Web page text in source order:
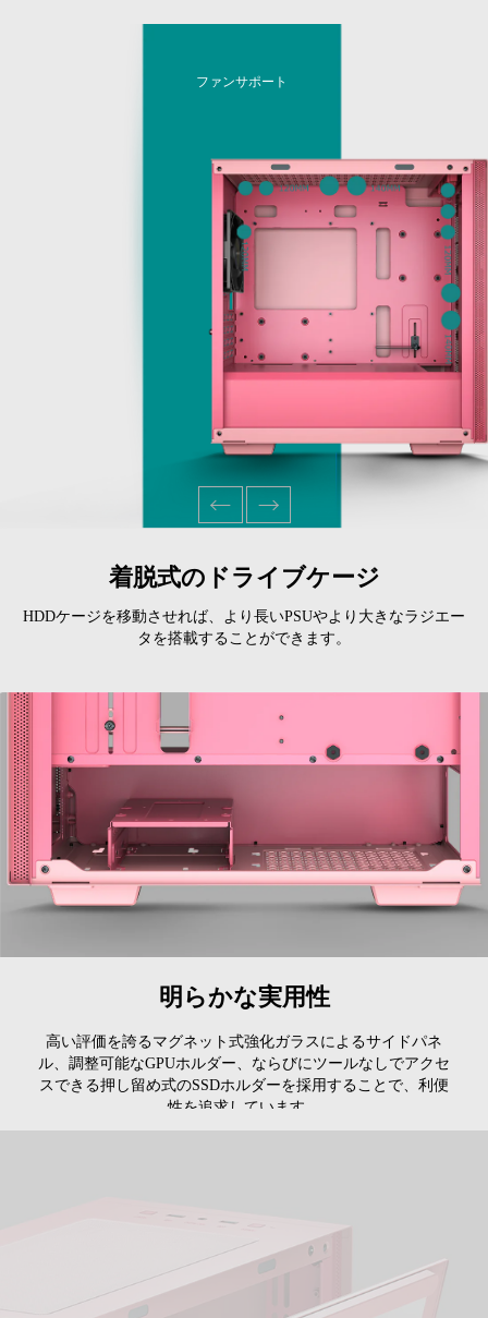
ファンサポート
着脱式のドライブケージ
HDDケージを移動させれば、より長いPSUやより大きなラジエー
タを搭載することができます。
明らかな実用性
高い評価を誇るマグネット式強化ガラスによるサイドパネ
ル、調整可能なGPUホルダー、ならびにツールなしでアクセ
スできる押し留め式のSSDホルダーを採用することで、利便
性を追求しています。